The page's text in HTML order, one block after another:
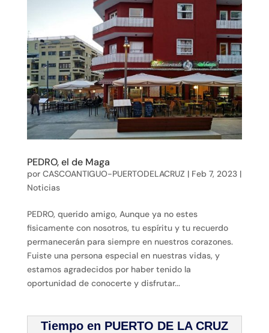
PEDRO, el de Maga
por CASCOANTIGUO-PUERTODELACRUZ | Feb 7, 2023|
Noticias
PEDRO, querido amigo, Aunque ya no estes
fisicamente con nosotros, tu espíritu y tu recuerdo
permanecerán para siempre en nuestros corazones.
Fuiste una persona especial en nuestras vidas, y
estamos agradecidos por haber tenido la
oportunidad de conocerte y disfrutar...
Tiempo en PUERTO DE LA CRUZ